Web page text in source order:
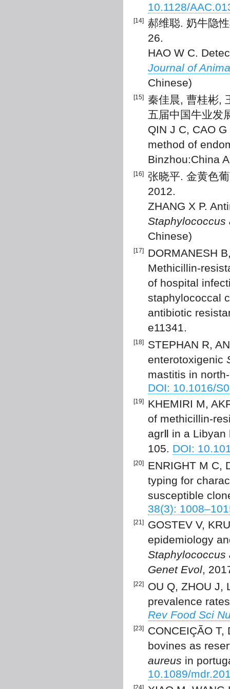
10.1128/
[14]
郝维聪. 奶牛隐
26.
HAO W C.
Journal of
Chinese)
[15]
秦佳晨, 曹桂彬,
五届中国牛业发
QIN J C, CAO
method of
Binzhou:China
[16]
张晓平. 金黄色
2012.
ZHANG X P.
Staphylococcus
Chinese)
[17]
DORMANESH
Methicillin-
of hospital
staphylococcal
antibiotic
e11341.
[18]
STEPHAN R,
enterotoxigenic
mastitis in
DOI: 10.1016/
[19]
KHEMIRI M,
of methicillin-
agrⅡ in a
105. DOI:
[20]
ENRIGHT M C,
typing for
susceptible
38(3):
[21]
GOSTEV V,
epidemiology
Staphylococcus
Genet Evol,
[22]
OU Q, ZHOU J,
prevalence
Rev Food Sci
[23]
CONCEIÇÃO T,
bovines as
aureus in
10.1089/
[24]